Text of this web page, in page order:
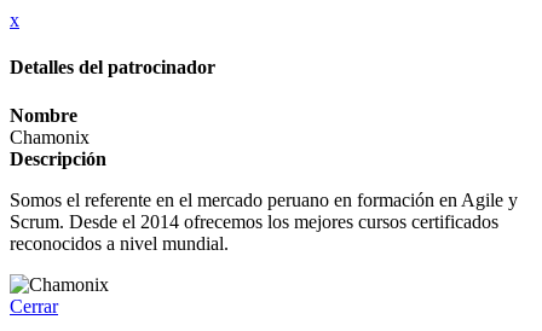
x
Detalles del patrocinador
Nombre
Chamonix
Descripción
Somos el referente en el mercado peruano en formación en Agile y
Scrum. Desde el 2014 ofrecemos los mejores cursos certificados
reconocidos a nivel mundial.
Cerrar